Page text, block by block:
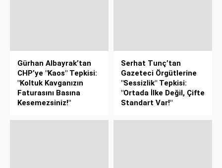
Gürhan Albayrak’tan
CHP’ye "Kaos" Tepkisi:
"Koltuk Kavganızın
Faturasını Basına
Kesemezsiniz!"
Serhat Tunç’tan
Gazeteci Örgütlerine
"Sessizlik" Tepkisi:
"Ortada İlke Değil, Çifte
Standart Var!"